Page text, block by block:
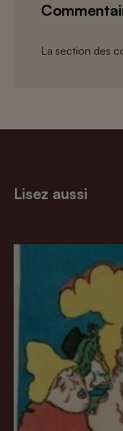
La section des
Lisez aussi